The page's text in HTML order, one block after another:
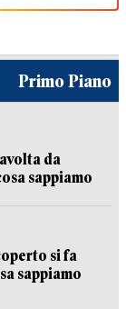
Primo Piano
da
sappiamo
si fa
sappiamo